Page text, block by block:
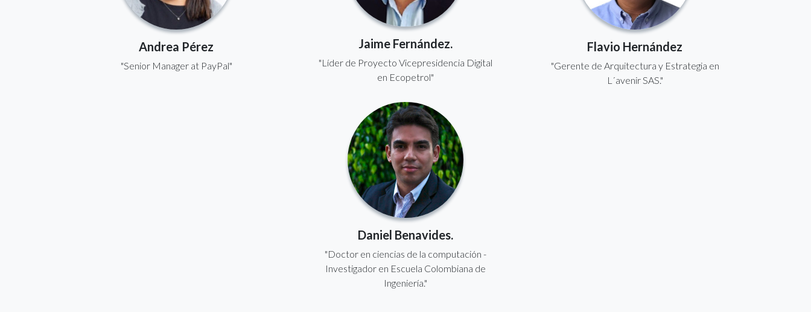
Andrea Pérez
"Senior Manager at PayPal"
Jaime Fernández.
"Líder de Proyecto Vicepresidencia Digital
en Ecopetrol"
Flavio Hernández
"Gerente de Arquitectura y Estrategia en
L´avenir SAS."
Daniel Benavides.
"Doctor en ciencias de la computación -
Investigador en Escuela Colombiana de
Ingeniería."